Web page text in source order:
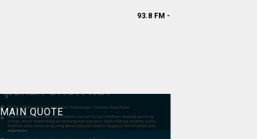
93.8 FM - www.gefm-madiun.com || Ge FM
MAIN QUOTE